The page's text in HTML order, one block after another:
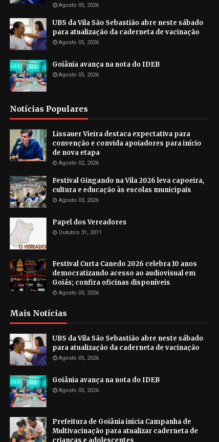
Agosto 05, 2026
UBS da Vila São Sebastião abre neste sábado
para atualização da caderneta de vacinação
Agosto 05, 2026
Goiânia avança na nota do IDEB
Agosto 05, 2026
Notícias Populares
Lissauer Vieira destaca expectativa para
convenção e convida apoiadores para início
de nova etapa
Agosto 02, 2026
Festival Gingando na Vila 2026 leva capoeira,
cultura e educação às escolas municipais
Agosto 03, 2026
Papel dos Vereadores
Outubro 31, 2011
Festival Curta Canedo 2026 celebra 10 anos
democratizando acesso ao audiovisual em
Goiás; confira oficinas disponíveis
Agosto 03, 2026
Mais Notícias
UBS da Vila São Sebastião abre neste sábado
para atualização da caderneta de vacinação
Agosto 05, 2026
Goiânia avança na nota do IDEB
Agosto 05, 2026
Prefeitura de Goiânia inicia Campanha de
Multivacinação para atualizar caderneta de